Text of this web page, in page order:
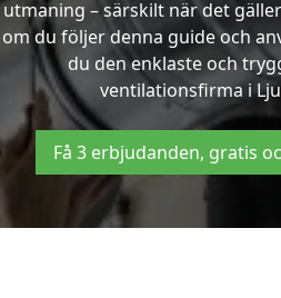
utmaning – särskilt när det
om du följer denna guide och
du den enklaste och
ventilationsfirma i
Få 3 erbjudanden, gratis